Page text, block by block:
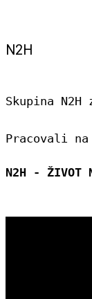
N2H
Skupina
N2H - ŽIVOT